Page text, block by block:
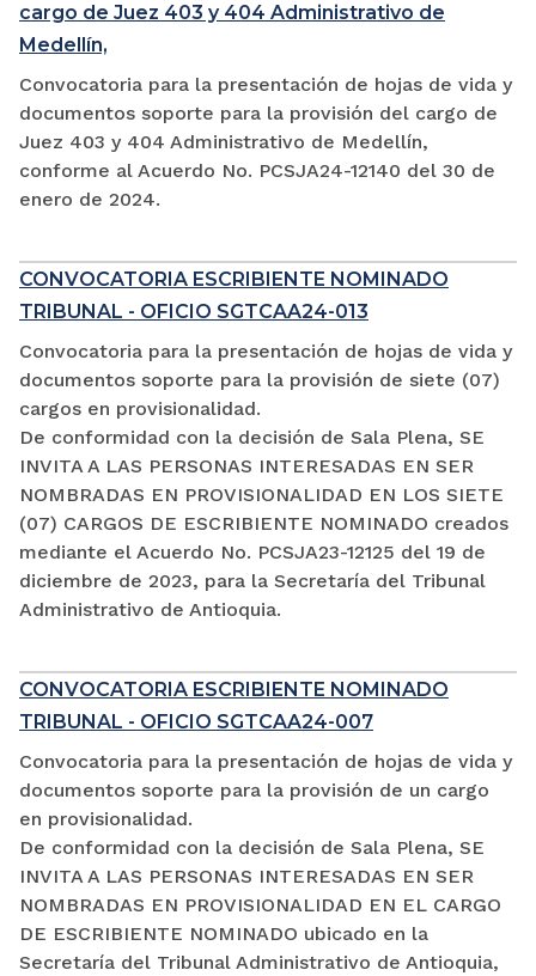
cargo de Juez 403 y 404 Administrativo de
Medellín,
Convocatoria para la presentación de hojas de vida y
documentos soporte para la provisión del cargo de
Juez 403 y 404 Administrativo de Medellín,
conforme al Acuerdo No. PCSJA24-12140 del 30 de
enero de 2024.
CONVOCATORIA ESCRIBIENTE NOMINADO
TRIBUNAL - OFICIO SGTCAA24-013
Convocatoria para la presentación de hojas de vida y
documentos soporte para la provisión de siete (07)
cargos en provisionalidad.
De conformidad con la decisión de Sala Plena, SE
INVITA A LAS PERSONAS INTERESADAS EN SER
NOMBRADAS EN PROVISIONALIDAD EN LOS SIETE
(07) CARGOS DE ESCRIBIENTE NOMINADO creados
mediante el Acuerdo No. PCSJA23-12125 del 19 de
diciembre de 2023, para la Secretaría del Tribunal
Administrativo de Antioquia.
CONVOCATORIA ESCRIBIENTE NOMINADO
TRIBUNAL - OFICIO SGTCAA24-007
Convocatoria para la presentación de hojas de vida y
documentos soporte para la provisión de un cargo
en provisionalidad.
De conformidad con la decisión de Sala Plena, SE
INVITA A LAS PERSONAS INTERESADAS EN SER
NOMBRADAS EN PROVISIONALIDAD EN EL CARGO
DE ESCRIBIENTE NOMINADO ubicado en la
Secretaría del Tribunal Administrativo de Antioquia,